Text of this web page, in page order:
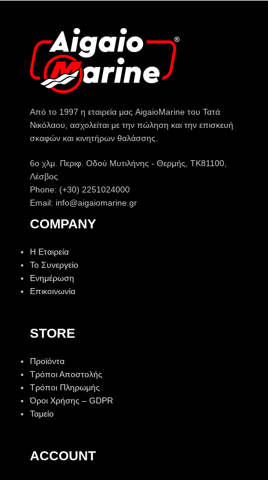
Από το 1997 η εταιρεία μας AigaioMarine του Τατά
Νικόλαου, ασχολείται με την πώληση και την επισκευή
σκαφών και κινητήρων θαλάσσης.
6o χλμ. Περιφ. Οδού Μυτιλήνης - Θερμής, ΤΚ81100,
Λέσβος
Phone: (+30) 2251024000
Email: info@aigaiomarine.gr
COMPANY
Η Εταιρεία
Το Συνεργείο
Ενημέρωση
Επικοινωνία
STORE
Προϊόντα
Τρόποι Αποστολής
Τρόποι Πληρωμής
Όροι Χρήσης – GDPR
Ταμείο
ACCOUNT